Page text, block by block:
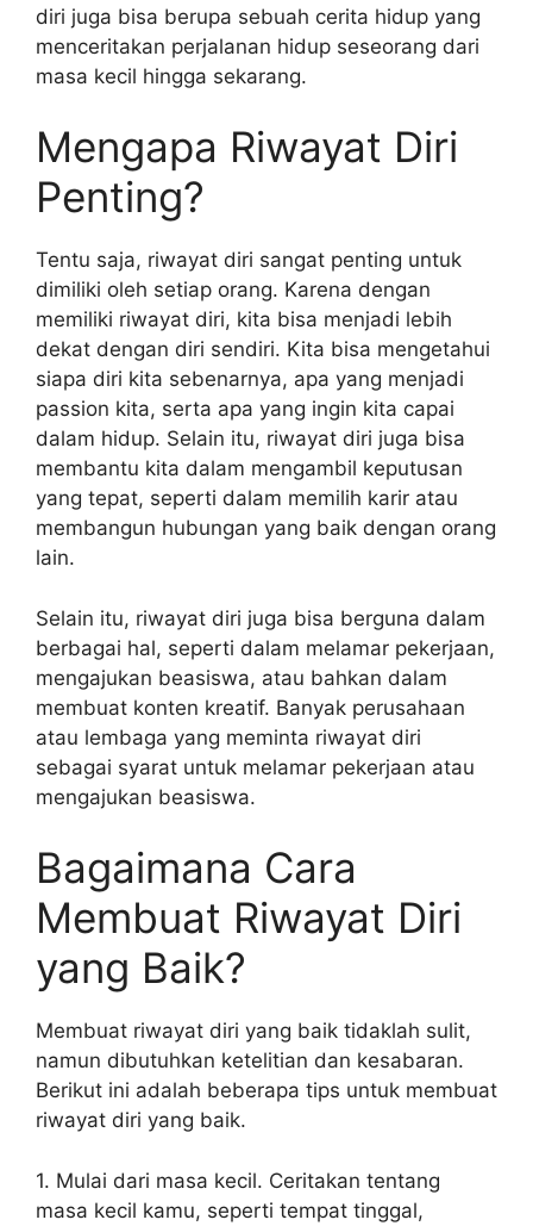
diri juga bisa berupa sebuah cerita hidup yang
menceritakan perjalanan hidup seseorang dari
masa kecil hingga sekarang.
Mengapa Riwayat Diri
Penting?
Tentu saja, riwayat diri sangat penting untuk
dimiliki oleh setiap orang. Karena dengan
memiliki riwayat diri, kita bisa menjadi lebih
dekat dengan diri sendiri. Kita bisa mengetahui
siapa diri kita sebenarnya, apa yang menjadi
passion kita, serta apa yang ingin kita capai
dalam hidup. Selain itu, riwayat diri juga bisa
membantu kita dalam mengambil keputusan
yang tepat, seperti dalam memilih karir atau
membangun hubungan yang baik dengan orang
lain.
Selain itu, riwayat diri juga bisa berguna dalam
berbagai hal, seperti dalam melamar pekerjaan,
mengajukan beasiswa, atau bahkan dalam
membuat konten kreatif. Banyak perusahaan
atau lembaga yang meminta riwayat diri
sebagai syarat untuk melamar pekerjaan atau
mengajukan beasiswa.
Bagaimana Cara
Membuat Riwayat Diri
yang Baik?
Membuat riwayat diri yang baik tidaklah sulit,
namun dibutuhkan ketelitian dan kesabaran.
Berikut ini adalah beberapa tips untuk membuat
riwayat diri yang baik.
1. Mulai dari masa kecil. Ceritakan tentang
masa kecil kamu, seperti tempat tinggal,